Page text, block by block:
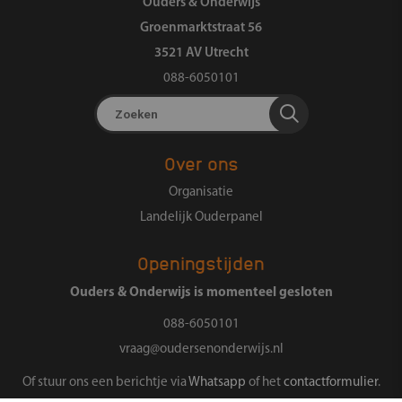
Ouders & Onderwijs
Groenmarktstraat 56
3521 AV Utrecht
088-6050101
Zoeken
Over ons
Organisatie
Landelijk Ouderpanel
Openingstijden
Ouders & Onderwijs is momenteel gesloten
088-6050101
vraag@oudersenonderwijs.nl
Of stuur ons een berichtje via Whatsapp of het contactformulier.